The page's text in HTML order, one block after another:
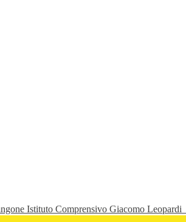
Istituto Comprensivo Giacomo Leopardi